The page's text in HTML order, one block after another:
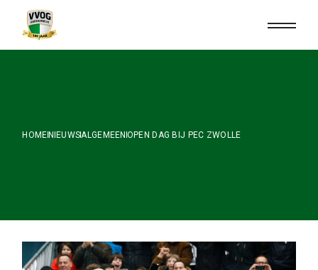
content
HOME NIEUWSALGEMEEN OPEN DAG BIJ PEC ZWOLLE